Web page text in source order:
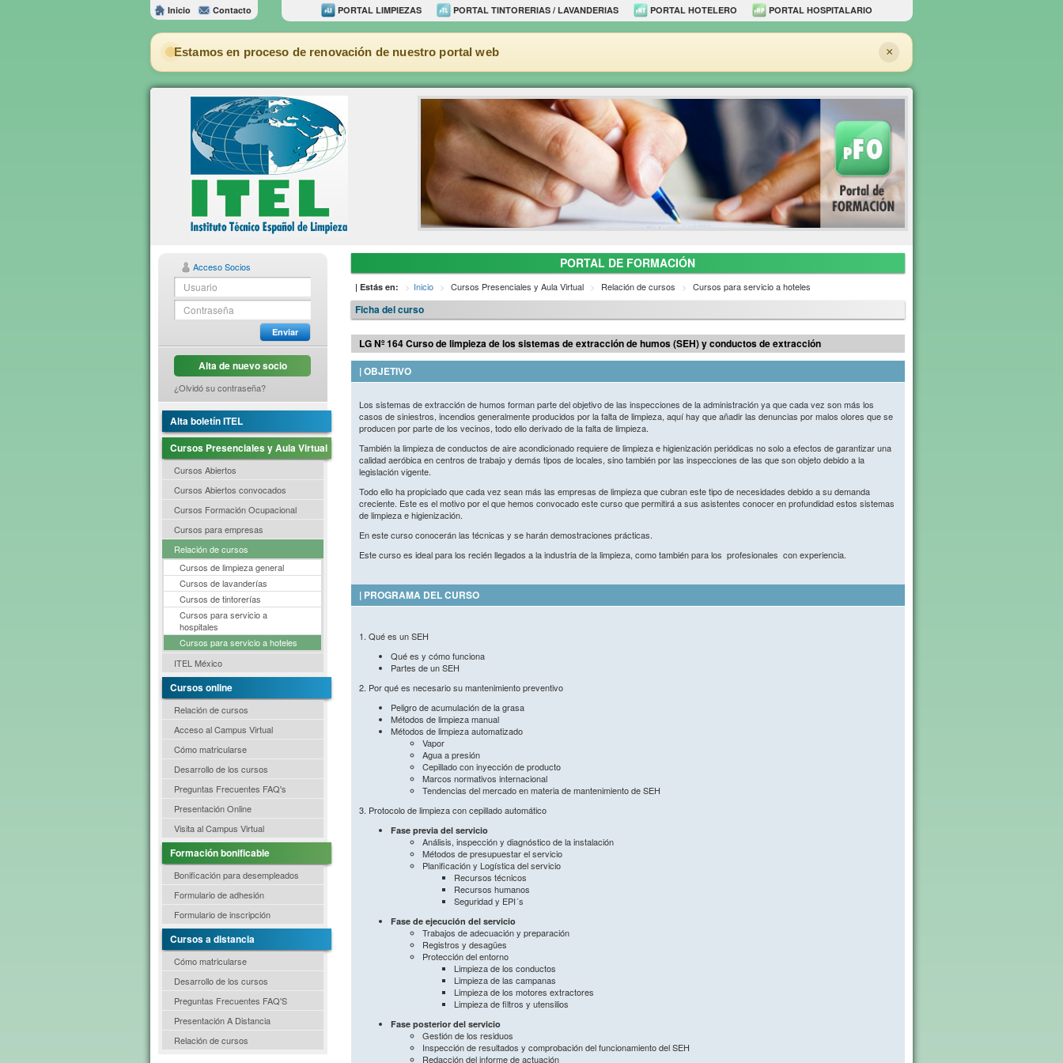
Inicio Contacto PORTAL LIMPIEZAS PORTAL TINTORERIAS / LAVANDERIAS PORTAL HOTELERO PORTAL HOSPITALARIO
Estamos en proceso de renovación de nuestro portal web ×
Acceso Socios
Enviar
Alta de nuevo socio
¿Olvidó su contraseña?
Alta boletín ITEL
Cursos Presenciales y Aula Virtual
Cursos Abiertos
Cursos Abiertos convocados
Cursos Formación Ocupacional
Cursos para empresas
Relación de cursos
Cursos de limpieza general
Cursos de lavanderías
Cursos de tintorerías
Cursos para servicio a
hospitales
Cursos para servicio a hoteles
ITEL México
Cursos online
Relación de cursos
Acceso al Campus Virtual
Cómo matricularse
Desarrollo de los cursos
Preguntas Frecuentes FAQ's
Presentación Online
Visita al Campus Virtual
Formación bonificable
Bonificación para desempleados
Formulario de adhesión
Formulario de inscripción
Cursos a distancia
Cómo matricularse
Desarrollo de los cursos
Preguntas Frecuentes FAQ'S
Presentación A Distancia
Relación de cursos
PORTAL DE FORMACIÓN
| Estás en: Inicio Cursos Presenciales y Aula Virtual Relación de cursos Cursos para servicio a hoteles
Ficha del curso
LG Nº 164 Curso de limpieza de los sistemas de extracción de humos (SEH) y conductos de extracción
| OBJETIVO
Los sistemas de extracción de humos forman parte del objetivo de las inspecciones de la administración ya que cada vez son más los
casos de siniestros, incendios generalmente producidos por la falta de limpieza, aquí hay que añadir las denuncias por malos olores que se
producen por parte de los vecinos, todo ello derivado de la falta de limpieza.
También la limpieza de conductos de aire acondicionado requiere de limpieza e higienización periódicas no solo a efectos de garantizar una
calidad aeróbica en centros de trabajo y demás tipos de locales, sino también por las inspecciones de las que son objeto debido a la
legislación vigente.
Todo ello ha propiciado que cada vez sean más las empresas de limpieza que cubran este tipo de necesidades debido a su demanda
creciente. Este es el motivo por el que hemos convocado este curso que permitirá a sus asistentes conocer en profundidad estos sistemas
de limpieza e higienización.
En este curso conocerán las técnicas y se harán demostraciones prácticas.
Este curso es ideal para los recién llegados a la industria de la limpieza, como también para los profesionales con experiencia.
| PROGRAMA DEL CURSO
1. Qué es un SEH
Qué es y cómo funciona
Partes de un SEH
2. Por qué es necesario su mantenimiento preventivo
Peligro de acumulación de la grasa
Métodos de limpieza manual
Métodos de limpieza automatizado
Vapor
Agua a presión
Cepillado con inyección de producto
Marcos normativos internacional
Tendencias del mercado en materia de mantenimiento de SEH
3. Protocolo de limpieza con cepillado automático
Fase previa del servicio
Análisis, inspección y diagnóstico de la instalación
Métodos de presupuestar el servicio
Planificación y Logística del servicio
Recursos técnicos
Recursos humanos
Seguridad y EPI´s
Fase de ejecución del servicio
Trabajos de adecuación y preparación
Registros y desagües
Protección del entorno
Limpieza de los conductos
Limpieza de las campanas
Limpieza de los motores extractores
Limpieza de filtros y utensilios
Fase posterior del servicio
Gestión de los residuos
Inspección de resultados y comprobación del funcionamiento del SEH
Redacción del informe de actuación